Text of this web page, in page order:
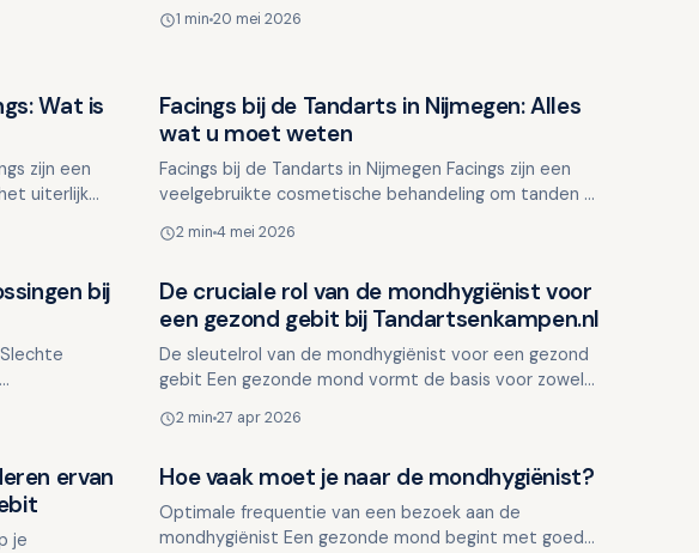
verschillende…
1 min20 mei 2026
Wat is
uiterlijk
Overig nieuws
Facings bij de Tandarts in Nijmegen: Alles
wat u moet weten
Facings bij de Tandarts in Nijmegen Facings zijn een
veelgebruikte cosmetische behandeling om tanden er
2 min4 mei 2026
bij
Overig nieuws
De cruciale rol van de mondhygiënist voor
een gezond gebit bij Tandartsenkampen.nl
De sleutelrol van de mondhygiënist voor een gezond
gebit Een gezonde mond vormt de basis voor zowel
Vaak wor…
2 min27 apr 2026
ervan
je
Hoe vaak moet je naar de mondhygiënist?
Optimale frequentie van een bezoek aan de
mondhygiënist Een gezonde mond begint met goede